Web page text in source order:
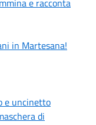
e racconta
in Martesana!
e uncinetto
di